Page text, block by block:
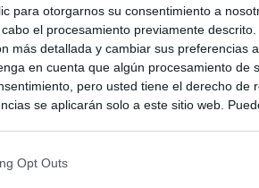
para otorgarnos su consentimiento a
el procesamiento previamente descrito.
más detallada y cambiar sus preferencias
en cuenta que algún procesamiento de
pero usted tiene el derecho de
se aplicarán solo a este sitio web.
Opt Outs